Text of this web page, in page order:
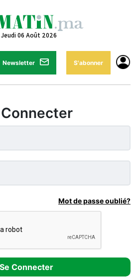
Jeudi 06 Août 2026
Newsletter S'abonner
Mot de passe oublié?